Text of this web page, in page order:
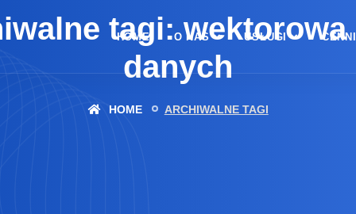
HOME O NAS USŁUGI
tagi: wektorowa
danych
HOME ARCHIWALNE TAGI